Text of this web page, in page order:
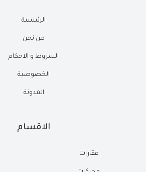
الرئيسية
من نحن
الشروط و الاحكام
الخصوصية
المدونة
الاقسام
عقارات